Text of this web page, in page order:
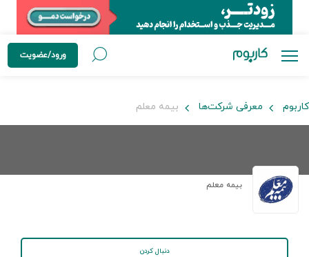
ورود/عضویت
کاربوم معرفی شرکت‌ها بیمه معلم
بیمه معلم
دنبال کردن